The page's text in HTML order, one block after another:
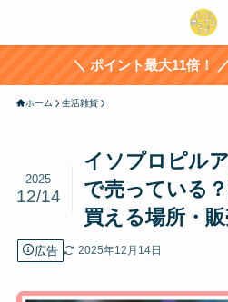
＼ ポイント最大11倍！
ホーム 生活雑貨
イソプロピル
で売っている
買える場所・
2025
12/14
広告 2025年12月14日